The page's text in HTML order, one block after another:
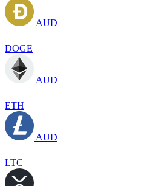
AUD
DOGE
AUD
ETH
AUD
LTC